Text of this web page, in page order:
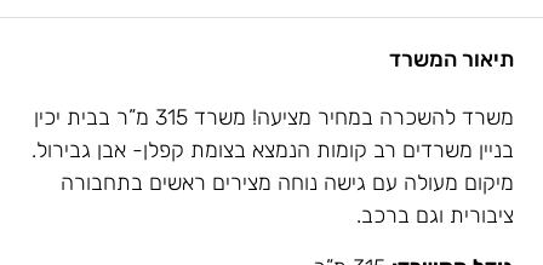
תיאור המשרד
משרד להשכרה במחיר מציעה! משרד 315 מ”ר בבית יכין
בניין משרדים רב קומות הנמצא בצומת קפלן- אבן גבירול.
מיקום מעולה עם גישה נוחה מצירים ראשים בתחבורה
ציבורית וגם ברכב.